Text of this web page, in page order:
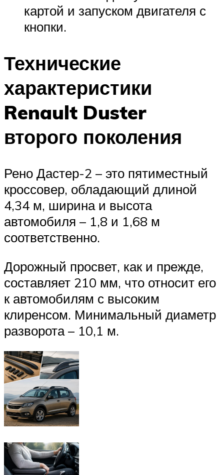
картой и запуском двигателя с
кнопки.
Технические
характеристики
Renault Duster
второго поколения
Рено Дастер-2 – это пятиместный
кроссовер, обладающий длиной
4,34 м, ширина и высота
автомобиля – 1,8 и 1,68 м
соответственно.
Дорожный просвет, как и прежде,
составляет 210 мм, что относит его
к автомобилям с высоким
клиренсом. Минимальный диаметр
разворота – 10,1 м.